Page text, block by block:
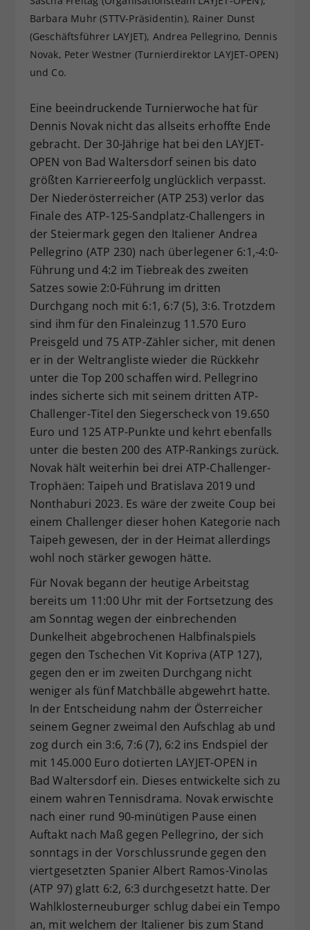
Barbara Muhr (STTV-Präsidentin), Rainer Dunst
(Geschäftsführer LAYJET), Andrea Pellegrino, Dennis
Novak, Peter Westner (Turnierdirektor LAYJET-OPEN)
und Co.
Eine beeindruckende Turnierwoche hat für
Dennis Novak nicht das allseits erhoffte Ende
gebracht. Der 30-Jährige hat bei den LAYJET-
OPEN von Bad Waltersdorf seinen bis dato
größten Karriereerfolg unglücklich verpasst.
Der Niederösterreicher (ATP 253) verlor das
Finale des ATP-125-Sandplatz-Challengers in
der Steiermark gegen den Italiener Andrea
Pellegrino (ATP 230) nach überlegener 6:1,-4:0-
Führung und 4:2 im Tiebreak des zweiten
Satzes sowie 2:0-Führung im dritten
Durchgang noch mit 6:1, 6:7 (5), 3:6. Trotzdem
sind ihm für den Finaleinzug 11.570 Euro
Preisgeld und 75 ATP-Zähler sicher, mit denen
er in der Weltrangliste wieder die Rückkehr
unter die Top 200 schaffen wird. Pellegrino
indes sicherte sich mit seinem dritten ATP-
Challenger-Titel den Siegerscheck von 19.650
Euro und 125 ATP-Punkte und kehrt ebenfalls
unter die besten 200 des ATP-Rankings zurück.
Novak hält weiterhin bei drei ATP-Challenger-
Trophäen: Taipeh und Bratislava 2019 und
Nonthaburi 2023. Es wäre der zweite Coup bei
einem Challenger dieser hohen Kategorie nach
Taipeh gewesen, der in der Heimat allerdings
wohl noch stärker gewogen hätte.
Für Novak begann der heutige Arbeitstag
bereits um 11:00 Uhr mit der Fortsetzung des
am Sonntag wegen der einbrechenden
Dunkelheit abgebrochenen Halbfinalspiels
gegen den Tschechen Vit Kopriva (ATP 127),
gegen den er im zweiten Durchgang nicht
weniger als fünf Matchbälle abgewehrt hatte.
In der Entscheidung nahm der Österreicher
seinem Gegner zweimal den Aufschlag ab und
zog durch ein 3:6, 7:6 (7), 6:2 ins Endspiel der
mit 145.000 Euro dotierten LAYJET-OPEN in
Bad Waltersdorf ein. Dieses entwickelte sich zu
einem wahren Tennisdrama. Novak erwischte
nach einer rund 90-minütigen Pause einen
Auftakt nach Maß gegen Pellegrino, der sich
sonntags in der Vorschlussrunde gegen den
viertgesetzten Spanier Albert Ramos-Vinolas
(ATP 97) glatt 6:2, 6:3 durchgesetzt hatte. Der
Wahlklosterneuburger schlug dabei ein Tempo
an, mit welchem der Italiener bis zum Stand
Zweck
Dieser Wert speichert Ihre Consent-
Einstellungen. Unter anderem eine
historische Speicherung Ihrer
hat.